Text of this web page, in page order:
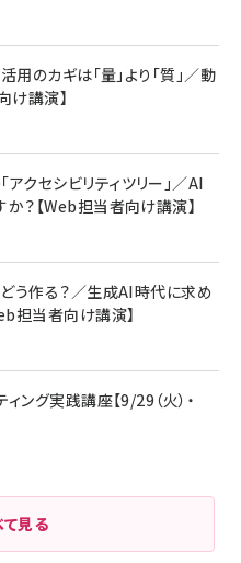
に１億貯めた株式投資
化する ルールのデザイン
グをもっと見る
ン/アクティブノイズキャンセリ
ック
まないケーブル 240W 結束バン
応 シリコン素材採用 iPhone
iPad Pro MacBook
ミッドナイトブラック)
ミッドナイトブラック)
黒ラベル 350ml 缶 24本 ビー
応募〆切! 黒ラベルビヤセラー
のカギは「量」より「質」／動
け講演】
クセシビリティツリー」／AI
？【Web担当者向け講演】
う作る？／生成AI時代に求め
担当者向け講演】
グ実践講座【9/29（火）・
て見る